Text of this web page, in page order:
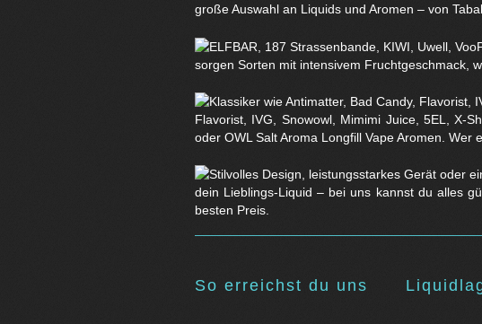
große Auswahl an Liquids und Aromen – von
sorgen Sorten mit intensivem Fruchtgeschmack,
Flavorist, IVG, Snowowl, Mimimi Juice, 5EL, X-
oder OWL Salt Aroma Longfill Vape Aromen. Wer
dein Lieblings-Liquid – bei uns kannst du alles
besten Preis.
So erreichst du uns